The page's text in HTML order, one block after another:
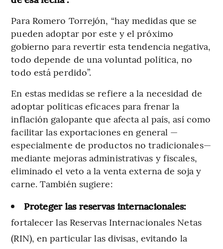
Para Romero Torrejón, “hay medidas que se
pueden adoptar por este y el próximo
gobierno para revertir esta tendencia negativa,
todo depende de una voluntad política, no
todo está perdido”.
En estas medidas se refiere a la necesidad de
adoptar políticas eficaces para frenar la
inflación galopante que afecta al país, así como
facilitar las exportaciones en general —
especialmente de productos no tradicionales—
mediante mejoras administrativas y fiscales,
eliminado el veto a la venta externa de soja y
carne. También sugiere:
Proteger las reservas internacionales:
fortalecer las Reservas Internacionales Netas
(RIN), en particular las divisas, evitando la